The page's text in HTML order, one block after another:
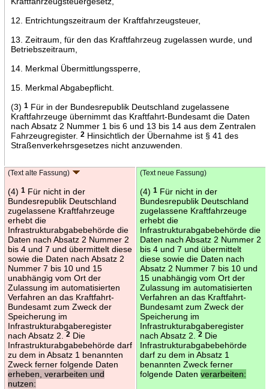
12. Entrichtungszeitraum der Kraftfahrzeugsteuer,
13. Zeitraum, für den das Kraftfahrzeug zugelassen wurde, und
Betriebszeitraum,
14. Merkmal Übermittlungssperre,
15. Merkmal Abgabepflicht.
(3) 1Für in der Bundesrepublik Deutschland zugelassene
Kraftfahrzeuge übernimmt das Kraftfahrt-Bundesamt die Daten
nach Absatz 2 Nummer 1 bis 6 und 13 bis 14 aus dem Zentralen
Fahrzeugregister. 2Hinsichtlich der Übernahme ist § 41 des
Straßenverkehrsgesetzes nicht anzuwenden.
(Text alte Fassung)
(4) 1Für nicht in der
Bundesrepublik Deutschland
zugelassene Kraftfahrzeuge
erhebt die
Infrastrukturabgabebehörde die
Daten nach Absatz 2 Nummer 2
bis 4 und 7 und übermittelt diese
sowie die Daten nach Absatz 2
Nummer 7 bis 10 und 15
unabhängig vom Ort der
Zulassung im automatisierten
Verfahren an das Kraftfahrt-
Bundesamt zum Zweck der
Speicherung im
Infrastrukturabgaberegister
nach Absatz 2.
2Die
Infrastrukturabgabebehörde darf
zu dem in Absatz 1 benannten
Zweck ferner folgende Daten
erheben, verarbeiten und
nutzen:
(Text neue Fassung)
(4) 1Für nicht in der
Bundesrepublik Deutschland
zugelassene Kraftfahrzeuge
erhebt die
Infrastrukturabgabebehörde die
Daten nach Absatz 2 Nummer 2
bis 4 und 7 und übermittelt
diese sowie die Daten nach
Absatz 2 Nummer 7 bis 10 und
15 unabhängig vom Ort der
Zulassung im automatisierten
Verfahren an das Kraftfahrt-
Bundesamt zum Zweck der
Speicherung im
Infrastrukturabgaberegister
nach Absatz 2.
2Die
Infrastrukturabgabebehörde
darf zu dem in Absatz 1
benannten Zweck ferner
folgende Daten verarbeiten: